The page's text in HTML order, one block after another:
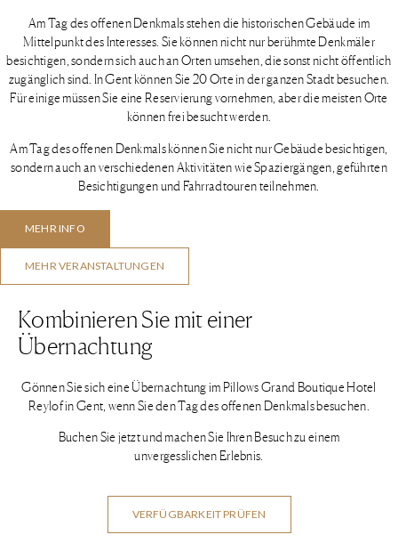
Am Tag des offenen Denkmals stehen die historischen Gebäude im
Mittelpunkt des Interesses. Sie können nicht nur berühmte Denkmäler
besichtigen, sondern sich auch an Orten umsehen, die sonst nicht öffentlich
zugänglich sind. In Gent können Sie 20 Orte in der ganzen Stadt besuchen.
Für einige müssen Sie eine Reservierung vornehmen, aber die meisten Orte
können frei besucht werden.
Am Tag des offenen Denkmals können Sie nicht nur Gebäude besichtigen,
sondern auch an verschiedenen Aktivitäten wie Spaziergängen, geführten
Besichtigungen und Fahrradtouren teilnehmen.
MEHR INFO
MEHR VERANSTALTUNGEN
Kombinieren Sie mit einer
Übernachtung
Gönnen Sie sich eine Übernachtung im Pillows Grand Boutique Hotel
Reylof in Gent, wenn Sie den Tag des offenen Denkmals besuchen.
Buchen Sie jetzt und machen Sie Ihren Besuch zu einem
unvergesslichen Erlebnis.
VERFÜGBARKEIT PRÜFEN